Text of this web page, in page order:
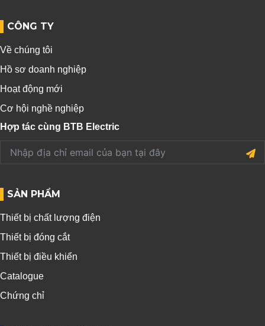
CÔNG TY
Về chúng tôi
Hồ sơ doanh nghiệp
Hoạt động mới
Cơ hội nghề nghiệp
Hợp tác cùng BTB Electric
SẢN PHẨM
Thiết bị chất lượng điện
Thiết bị đóng cắt
Thiết bị điều khiển
Catalogue
Chứng chỉ